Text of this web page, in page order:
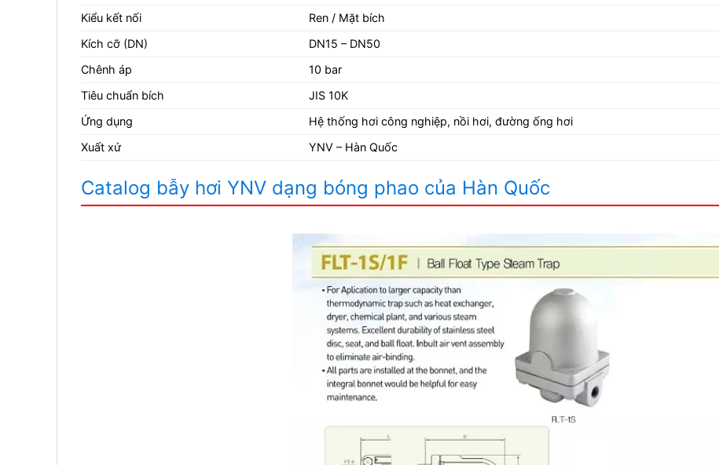
Kiểu kết nối
Ren / Mặt bích
Kích cỡ (DN)
DN15 – DN50
Chênh áp
10 bar
Tiêu chuẩn bích
JIS 10K
Ứng dụng
Hệ thống hơi công nghiệp, nồi hơi, đường ống hơi
Xuất xứ
YNV – Hàn Quốc
Catalog bẫy hơi YNV dạng bóng phao của Hàn Quốc